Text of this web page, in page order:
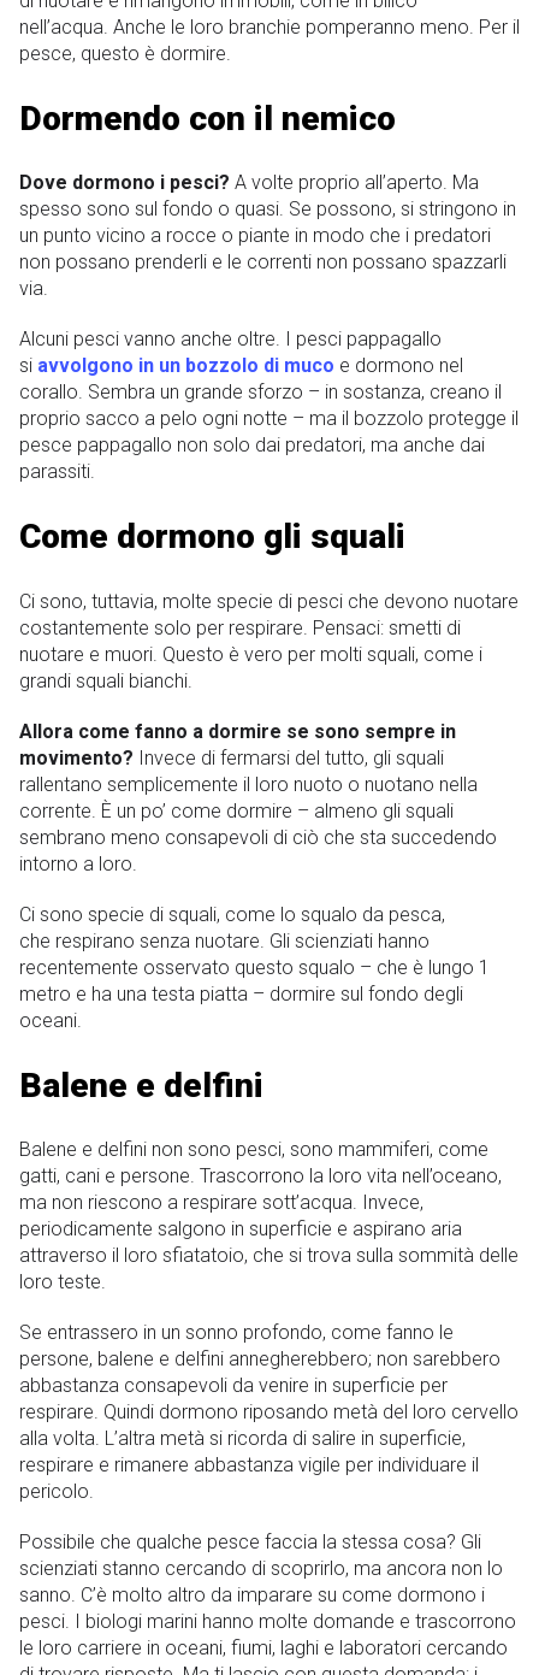
nell’acqua. Anche le loro branchie pomperanno meno. Per il
pesce, questo è dormire.
Dormendo con il nemico
Dove dormono i pesci? A volte proprio all’aperto. Ma
spesso sono sul fondo o quasi. Se possono, si stringono in
un punto vicino a rocce o piante in modo che i predatori
non possano prenderli e le correnti non possano spazzarli
via.
Alcuni pesci vanno anche oltre. I pesci pappagallo
si avvolgono in un bozzolo di muco e dormono nel
corallo. Sembra un grande sforzo – in sostanza, creano il
proprio sacco a pelo ogni notte – ma il bozzolo protegge il
pesce pappagallo non solo dai predatori, ma anche dai
parassiti.
Come dormono gli squali
Ci sono, tuttavia, molte specie di pesci che devono nuotare
costantemente solo per respirare. Pensaci: smetti di
nuotare e muori. Questo è vero per molti squali, come i
grandi squali bianchi.
Allora come fanno a dormire se sono sempre in
movimento? Invece di fermarsi del tutto, gli squali
rallentano semplicemente il loro nuoto o nuotano nella
corrente. È un po’ come dormire – almeno gli squali
sembrano meno consapevoli di ciò che sta succedendo
intorno a loro.
Ci sono specie di squali, come lo squalo da pesca,
che respirano senza nuotare. Gli scienziati hanno
recentemente osservato questo squalo – che è lungo 1
metro e ha una testa piatta – dormire sul fondo degli
oceani.
Balene e delfini
Balene e delfini non sono pesci, sono mammiferi, come
gatti, cani e persone. Trascorrono la loro vita nell’oceano,
ma non riescono a respirare sott’acqua. Invece,
periodicamente salgono in superficie e aspirano aria
attraverso il loro sfiatatoio, che si trova sulla sommità delle
loro teste.
Se entrassero in un sonno profondo, come fanno le
persone, balene e delfini annegherebbero; non sarebbero
abbastanza consapevoli da venire in superficie per
respirare. Quindi dormono riposando metà del loro cervello
alla volta. L’altra metà si ricorda di salire in superficie,
respirare e rimanere abbastanza vigile per individuare il
pericolo.
Possibile che qualche pesce faccia la stessa cosa? Gli
scienziati stanno cercando di scoprirlo, ma ancora non lo
sanno. C’è molto altro da imparare su come dormono i
pesci. I biologi marini hanno molte domande e trascorrono
le loro carriere in oceani, fiumi, laghi e laboratori cercando